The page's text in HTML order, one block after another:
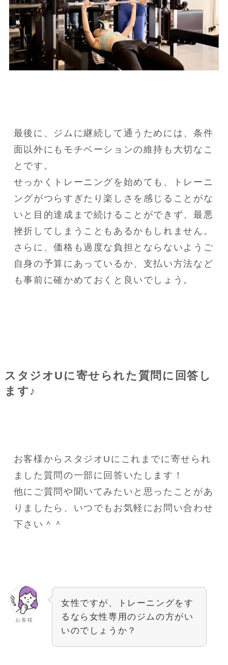
最後に、ジムに継続して通うためには、条件
面以外にもモチベーションの維持も大切なこ
とです。
せっかくトレーニングを始めても、トレーニ
ングがつらすぎたり楽しさを感じることがな
いと目的達成まで続けることができず、最悪
挫折してしまうこともあるかもしれません。
さらに、価格も過度な負担とならないようご
自身の予算にあっているか、支払い方法など
も事前に確かめておくと良いでしょう。
スタジオUに寄せられた質問に回答し
ます♪
お客様からスタジオUにこれまでに寄せられ
ました質問の一部に回答いたします！
他にご質問や聞いてみたいと思ったことがあ
りましたら、いつでもお気軽にお問い合わせ
下さい＾＾
お客様
女性ですが、トレーニングをす
るなら女性専用のジムの方がい
いのでしょうか？